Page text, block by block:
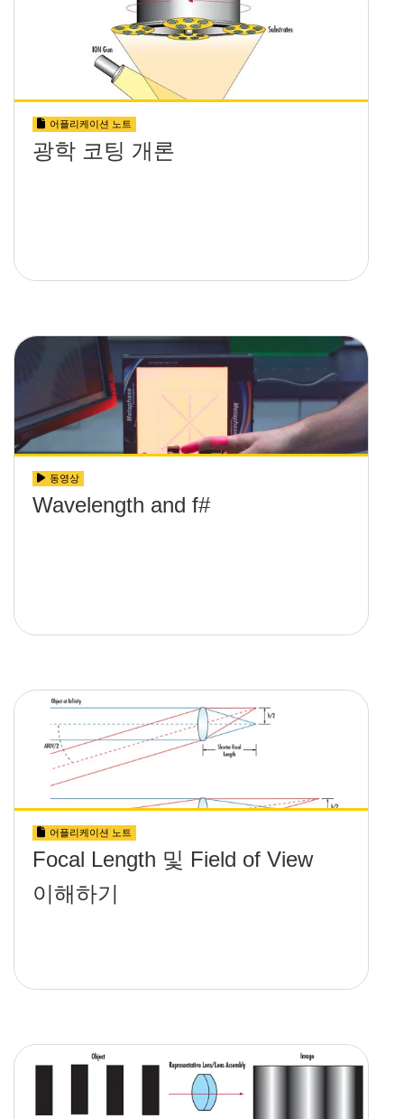
어플리케이션 노트
광학 코팅 개론
동영상
Wavelength and f#
어플리케이션 노트
Focal Length 및 Field of View
이해하기